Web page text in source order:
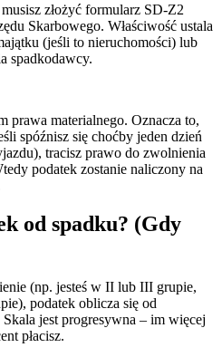
złożyć formularz SD-Z2
Skarbowego. Właściwość ustala
(jeśli to nieruchomości) lub
spadkodawcy.
prawa materialnego. Oznacza to,
spóźnisz się choćby jeden dzień
tracisz prawo do zwolnienia
podatek zostanie naliczony na
od spadku? (Gdy
(np. jesteś w II lub III grupie,
podatek oblicza się od
jest progresywna – im więcej
płacisz.